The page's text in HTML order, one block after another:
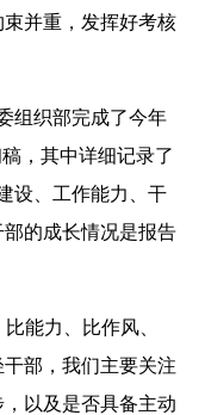
并重，发挥好考核
织部完成了今年
，其中详细记录了
设、工作能力、干
的成长情况是报告
能力、比作风、
部，我们主要关注
以及是否具备主动